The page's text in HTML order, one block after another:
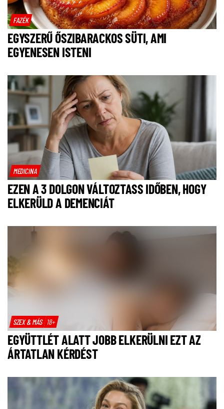
FAZÉK
EGYSZERŰ ŐSZIBARACKOS SÜTI, AMI
EGYENESEN ISTENI
MEDICINA
EZEN A 3 DOLGON VÁLTOZTASS IDŐBEN, HOGY
ELKERÜLD A DEMENCIÁT
SZEX & MÁS 18+
EGYÜTTLÉT ALATT JOBB ELKERÜLNI EZT AZ
ÁRTATLAN KÉRDÉST